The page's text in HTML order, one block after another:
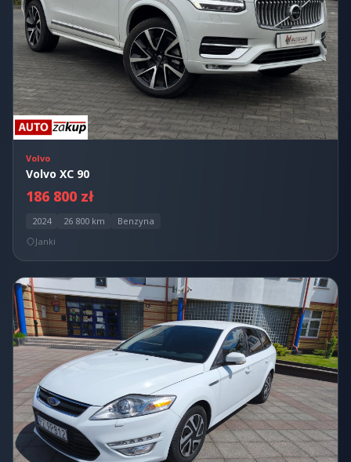
Volvo
Volvo XC 90
186 800 zł
2024 26 800 km
Benzyna
Janki